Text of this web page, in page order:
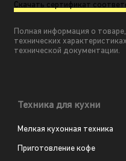
Скачать сертификат
Полная информация о
технических
технической документации.
Техника для кухни
Мелкая кухонная техника
Приготовление кофе